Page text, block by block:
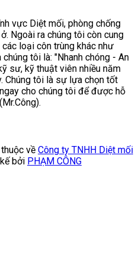
vực Diệt mối, phòng chống
Ngoài ra chúng tôi còn cung
loại côn trùng khác như
tôi là: "Nhanh chóng - An
sư, kỹ thuật viên nhiều năm
Chúng tôi là sự lựa chọn tốt
cho chúng tôi để được hỗ
về Công ty TNHH Diệt mối
bởi PHẠM CÔNG